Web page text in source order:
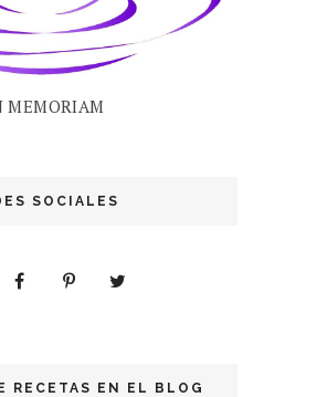
MEMORIAM
SOCIALES
RECETAS EN EL BLOG